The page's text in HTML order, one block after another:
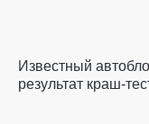
Известный
результат краш-